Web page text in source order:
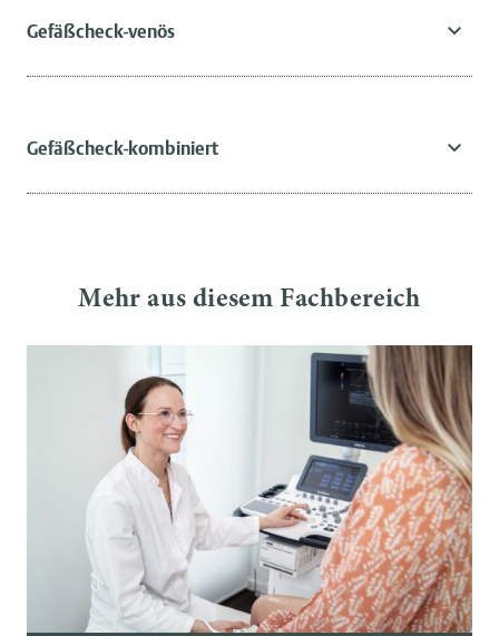
Gefäßcheck-venös
Gefäßcheck-kombiniert
Mehr aus diesem Fachbereich